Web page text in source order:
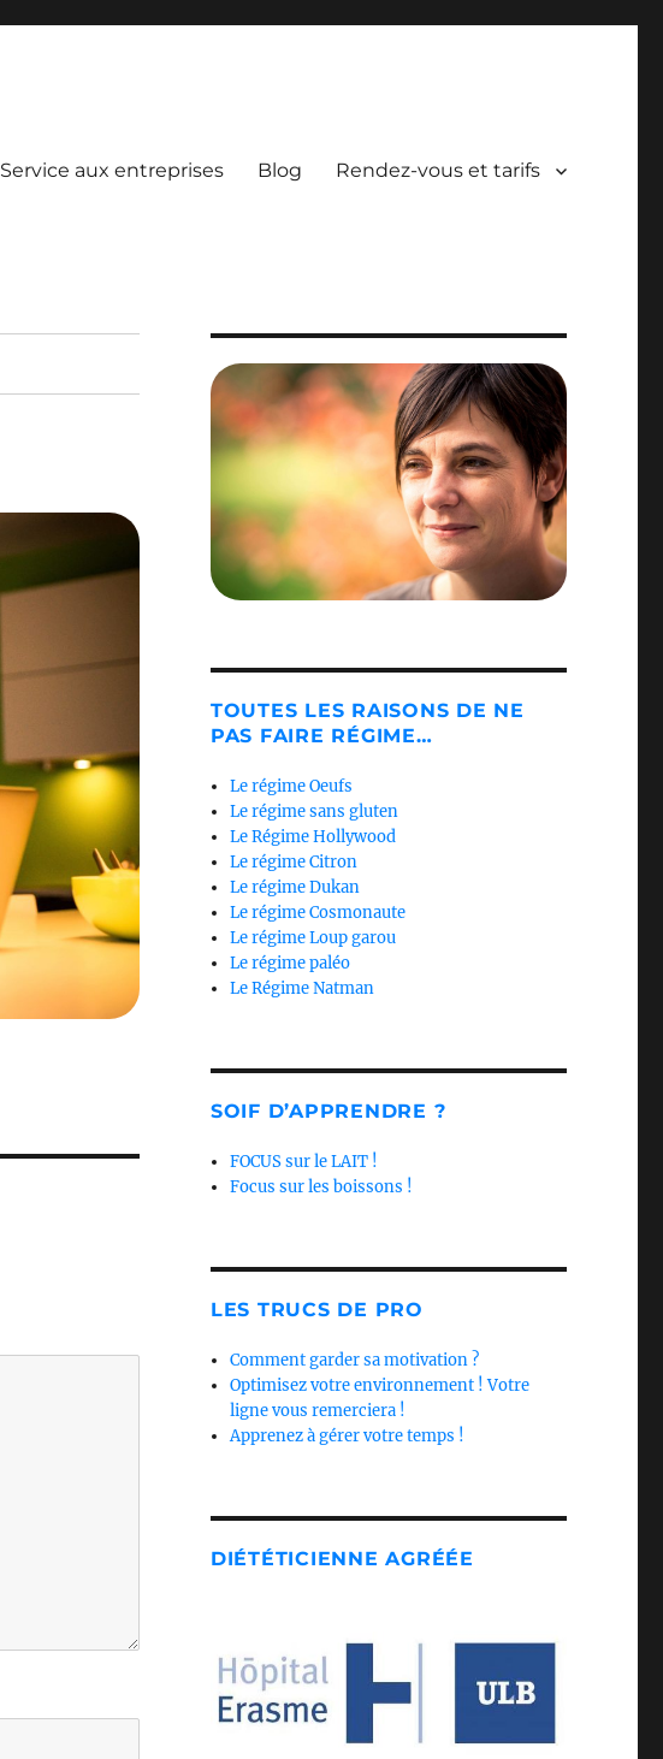
Service aux entreprises Blog Rendez-vous et tarifs
TOUTES LES RAISONS DE NE
PAS FAIRE RÉGIME…
Le régime Oeufs
Le régime sans gluten
Le Régime Hollywood
Le régime Citron
Le régime Dukan
Le régime Cosmonaute
Le régime Loup garou
Le régime paléo
Le Régime Natman
SOIF D’APPRENDRE ?
FOCUS sur le LAIT !
Focus sur les boissons !
LES TRUCS DE PRO
Comment garder sa motivation ?
Optimisez votre environnement ! Votre
ligne vous remerciera !
Apprenez à gérer votre temps !
DIÉTÉTICIENNE AGRÉÉE